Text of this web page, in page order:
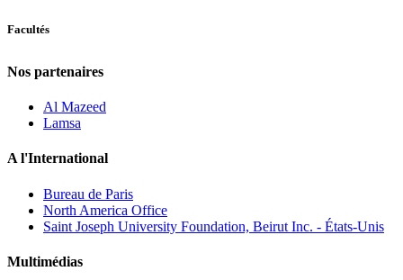
Facultés
Nos partenaires
Al Mazeed
Lamsa
A l'International
Bureau de Paris
North America Office
Saint Joseph University Foundation, Beirut Inc. - États-Unis
Multimédias